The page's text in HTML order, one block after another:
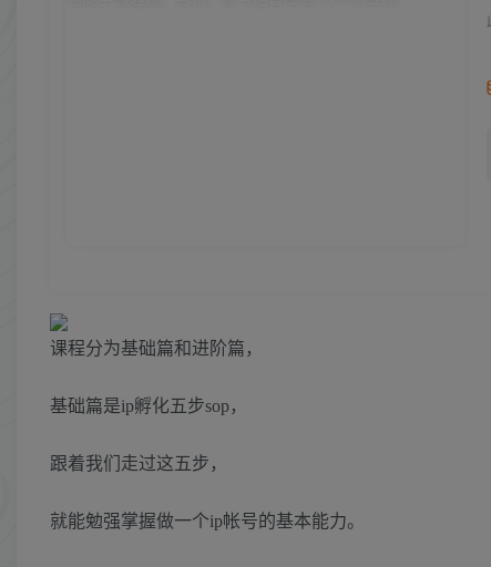
课程分为基础篇和进阶篇，
基础篇是ip孵化五步sop，
跟着我们走过这五步，
就能勉强掌握做一个ip帐号的基本能力。